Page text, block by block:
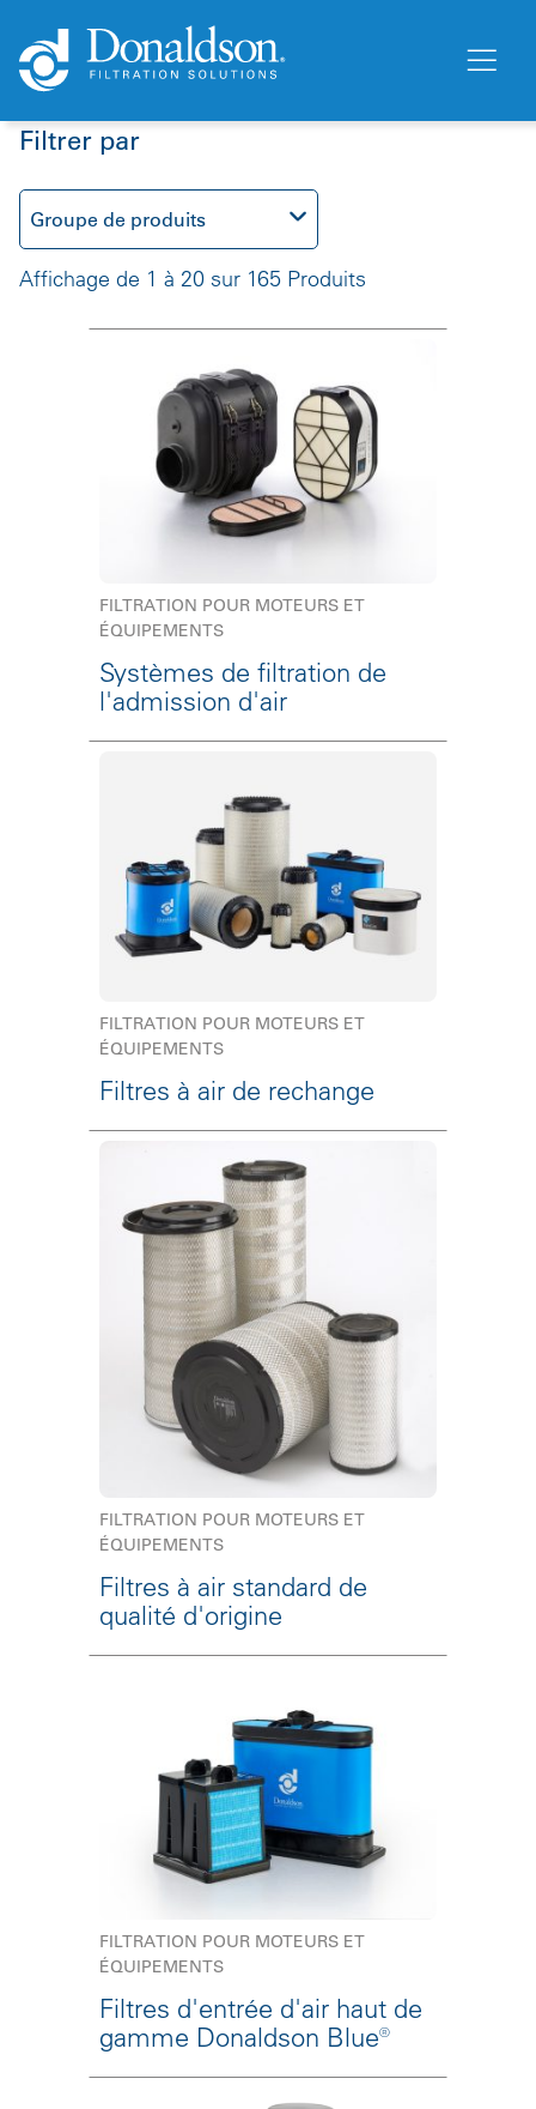
Filtrer par
Groupe de produits
Affichage de 1 à 20 sur 165 Produits
FILTRATION POUR MOTEURS ET
ÉQUIPEMENTS
Systèmes de filtration de
l'admission d'air
FILTRATION POUR MOTEURS ET
ÉQUIPEMENTS
Filtres à air de rechange
FILTRATION POUR MOTEURS ET
ÉQUIPEMENTS
Filtres à air standard de
qualité d'origine
FILTRATION POUR MOTEURS ET
ÉQUIPEMENTS
Filtres d'entrée d'air haut de
gamme Donaldson Blue®